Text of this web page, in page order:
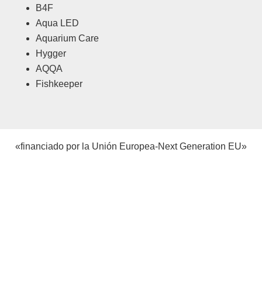
B4F
Aqua LED
Aquarium Care
Hygger
AQQA
Fishkeeper
«financiado por la Unión Europea-Next Generation EU»